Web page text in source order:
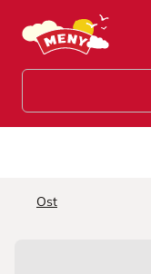
Hopp til hovedinnhold
Ost